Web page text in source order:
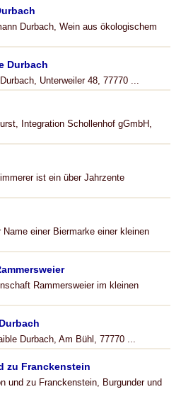
Durbach, Wein aus ökologischem
Durbach
Unterweiler 48, 77770 ...
Integration Schollenhof gGmbH,
ist ein über Jahrzente
einer Biermarke einer kleinen
Rammersweier im kleinen
Durbach, Am Bühl, 77770 ...
zu Franckenstein
und zu Franckenstein, Burgunder und